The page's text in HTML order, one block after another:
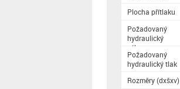
Plocha přítlaku
Požadovaný
hydraulický
výkon
Požadovaný
hydraulický tlak
Rozměry (dxšxv)